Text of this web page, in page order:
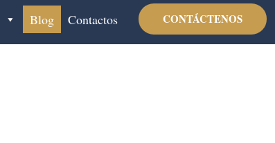
Blog Contactos CONTÁCTENOS